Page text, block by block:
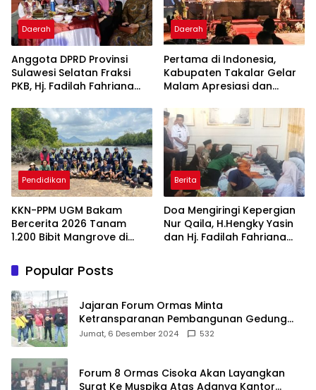
Daerah
Anggota DPRD Provinsi
Sulawesi Selatan Fraksi
PKB, Hj. Fadilah Fahriana
Takalar Menyalakan
Lentera Pengabdian
Melalui Malam Apresiasi
dan Inovasi Award 2026
Daerah
Pertama di Indonesia,
Kabupaten Takalar Gelar
Malam Apresiasi dan
Panggung Penghargaan
bagi Pelayan Publik
Berprestasi
Pendidikan
KKN-PPM UGM Bakam
Bercerita 2026 Tanam
1.200 Bibit Mangrove di
Berita
Doa Mengiringi Kepergian
Nur Qaila, H.Hengky Yasin
dan Hj. Fadilah Fahriana
Popular Posts
Jajaran Forum Ormas Minta
Ketransparanan Pembangunan Gedung
Damkar Di Kecamatan Cisoka
Jumat, 6 Desember 2024 532
Forum 8 Ormas Cisoka Akan Layangkan
Surat Ke Muspika Atas Adanya Kantor